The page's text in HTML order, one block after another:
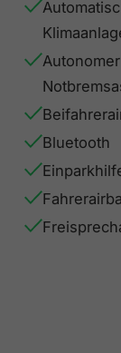
Autonomer
Bluetooth